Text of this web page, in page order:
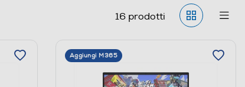
16prodotti
Aggiungi M365